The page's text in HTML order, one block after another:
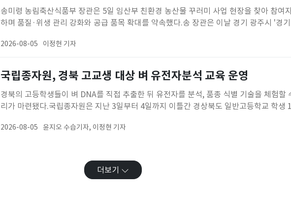
송미령 농림축산식품부 장관은 5일 임산부 친환경 농산물 꾸러미 사업 현장을 찾아 참여
하며 품질·위생 관리 강화와 공급 품목 확대를 약속했다.송 장관은 이날 경기 광주시 '경
방문은 지난 7월부터 본격 시행된 임산부 친환경 농산물 꾸러미 사업의 현장 의견을 청취
2026-08-05 이정현 기자
국립종자원, 경북 고교생 대상 벼 유전자분석 교육 운영
경북의 고등학생들이 벼 DNA를 직접 추출한 뒤 유전자를 분석, 품종 식별 기술을 체험할
리가 마련됐다.국립종자원은 지난 3일부터 4일까지 이틀간 경상북도 일반고등학교 학생
강의 대신 학생들이 직접 유전자를 분석해 문제를 풀어가는 참여형 실습·탐구활동을 중심
2026-08-05 윤지오 수습기자, 이정현 기자
더보기